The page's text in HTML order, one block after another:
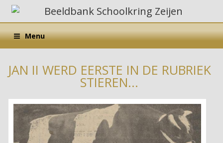
Menu
JAN II WERD EERSTE IN DE RUBRIEK
STIEREN...